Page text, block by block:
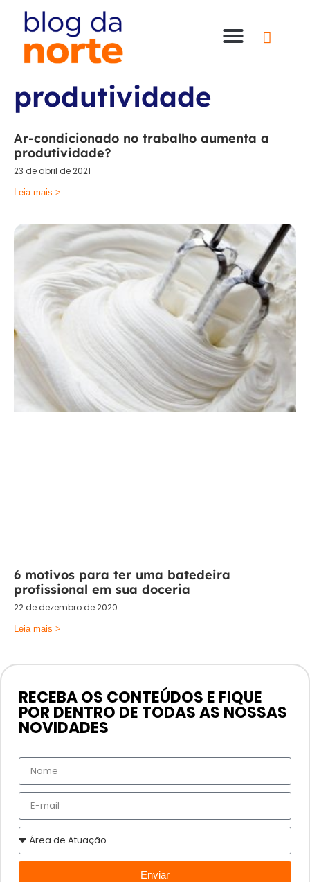
produtividade
Ar-condicionado no trabalho aumenta a
produtividade?
23 de abril de 2021
Leia mais >
6 motivos para ter uma batedeira
profissional em sua doceria
22 de dezembro de 2020
Leia mais >
RECEBA OS CONTEÚDOS E FIQUE
POR DENTRO DE TODAS AS NOSSAS
NOVIDADES
Enviar